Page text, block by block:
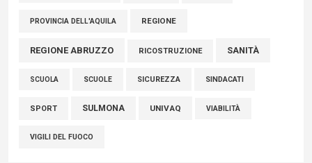
PROVINCIA DELL'AQUILA REGIONE
REGIONE ABRUZZO RICOSTRUZIONE SANITÀ
SCUOLA SCUOLE SICUREZZA SINDACATI
SPORT SULMONA UNIVAQ VIABILITÀ
VIGILI DEL FUOCO